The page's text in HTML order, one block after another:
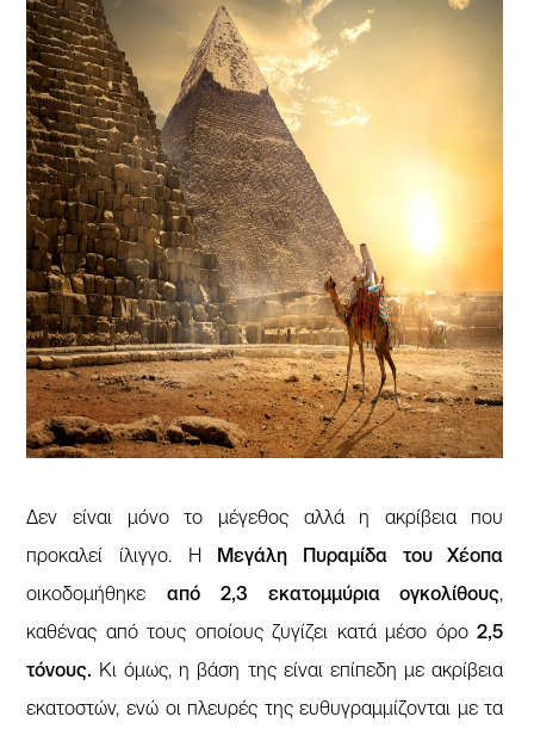
Δεν είναι μόνο το μέγεθος αλλά η ακρίβεια που
προκαλεί ίλιγγο. Η Μεγάλη Πυραμίδα του Χέοπα
οικοδομήθηκεαπό 2,3 εκατομμύρια ογκολίθους,
καθένας από τους οποίους ζυγίζει κατά μέσο όρο2,5
τόνους. Κι όμως, η βάση της είναι επίπεδη με ακρίβεια
εκατοστών, ενώ οι πλευρές της ευθυγραμμίζονται με τα